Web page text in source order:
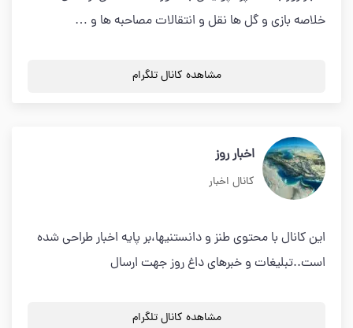
خلاصه بازی و گل ها نقل و انتقالات مصاحبه ها و …
مشاهده کانال تلگرام
اخبار روز
کانال اخبار
این کانال با محتوی طنز و دانستنیها،بر پایه اخبار طراحی شده
است..تبلیغات و خبرهای داغ روز جهت ارسال
مشاهده کانال تلگرام